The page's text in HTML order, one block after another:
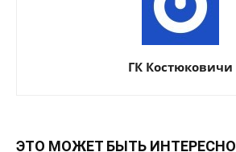
ГК Костюковичи
ЭТО МОЖЕТ БЫТЬ ИНТЕРЕСНО